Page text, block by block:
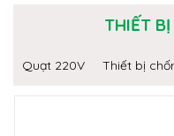
THIẾT
Quạt 220V Thiết bị